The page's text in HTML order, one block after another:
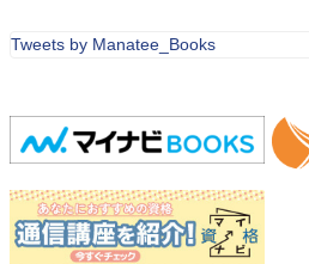
Tweets by Manatee_Books